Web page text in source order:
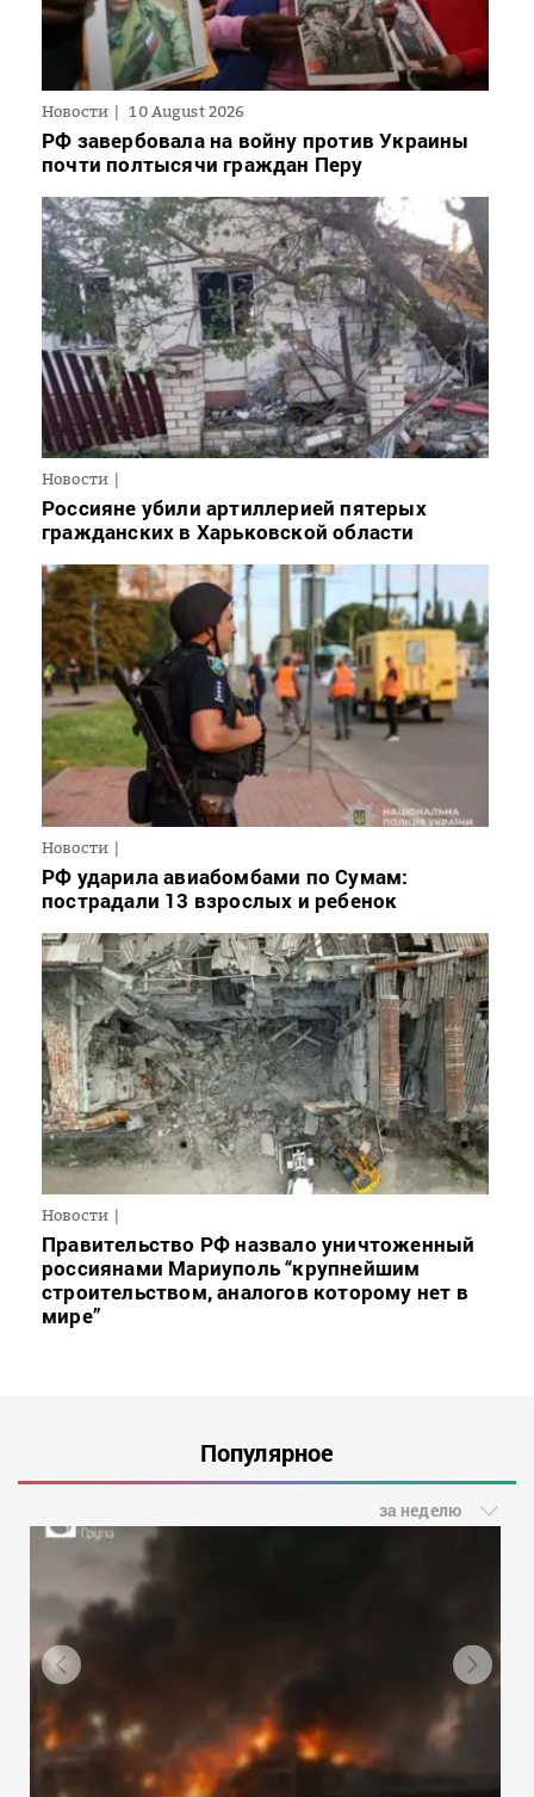
Новости 10 August 2026
РФ завербовала на войну против Украины
почти полтысячи граждан Перу
Новости
Россияне убили артиллерией пятерых
гражданских в Харьковской области
Новости
РФ ударила авиабомбами по Сумам:
пострадали 13 взрослых и ребенок
Новости
Правительство РФ назвало уничтоженный
россиянами Мариуполь “крупнейшим
строительством, аналогов которому нет в
мире”
Популярное
за неделю